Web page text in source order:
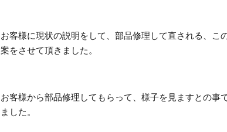
お客様に現状の説明をして、部品修理して直される、こ
案をさせて頂きました。
お客様から部品修理してもらって、様子を見ますとの事
ました。